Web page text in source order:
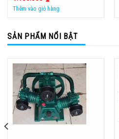
Thêm vào giỏ hàng
SẢN PHẨM NỔI BẬT